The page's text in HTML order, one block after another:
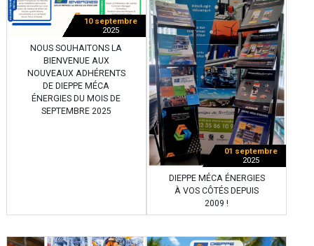
10 septembre
2025
NOUS SOUHAITONS LA
BIENVENUE AUX
NOUVEAUX ADHÉRENTS
DE DIEPPE MÉCA
ÉNERGIES DU MOIS DE
SEPTEMBRE 2025
01 septembre
2025
DIEPPE MÉCA ÉNERGIES
À VOS CÔTÉS DEPUIS
2009 !